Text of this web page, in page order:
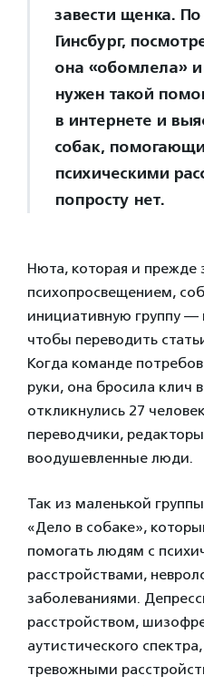
завести щенка.
Гинсбург,
она «обомлела»
нужен такой
в интернете и
собак,
психическими
попросту нет.
Нюта, которая и прежде
психопросвещением,
инициативную группу —
чтобы переводить
Когда команде
руки, она бросила клич
откликнулись 27
переводчики,
воодушевленные люди.
Так из маленькой
«Дело в собаке»,
помогать людям с
расстройствами,
заболеваниями.
расстройством,
аутистического
тревожными